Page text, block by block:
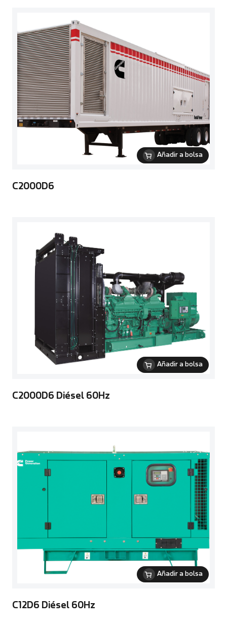
Añadir a bolsa
C2000D6
Añadir a bolsa
C2000D6 Diésel 60Hz
Añadir a bolsa
C12D6 Diésel 60Hz